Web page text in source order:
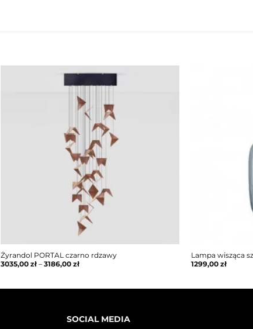
Żyrandol PORTAL czarno rdzawy
3035,00zł –3186,00zł
Lampa wisząca
1299,00 zł
SOCIAL MEDIA